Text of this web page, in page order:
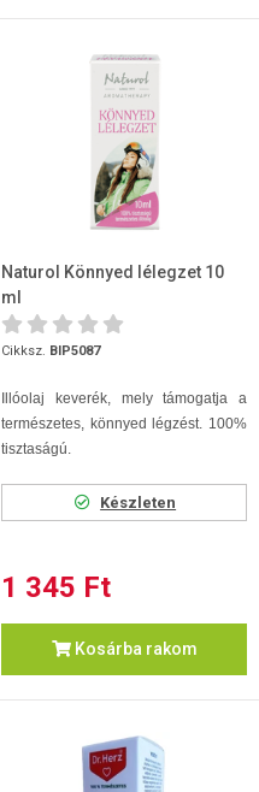
Naturol Könnyed lélegzet 10
ml
Cikksz. BIP5087
Illóolaj keverék, mely támogatja a
természetes, könnyed légzést. 100%
tisztaságú.
Készleten
1 345 Ft
Kosárba rakom